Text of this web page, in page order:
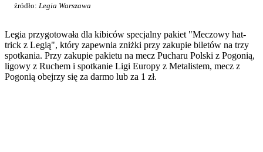
źródło: Legia Warszawa
Legia przygotowała dla kibiców specjalny pakiet "Meczowy hat-
trick z Legią", który zapewnia zniżki przy zakupie biletów na trzy
spotkania. Przy zakupie pakietu na mecz Pucharu Polski z Pogonią,
ligowy z Ruchem i spotkanie Ligi Europy z Metalistem, mecz z
Pogonią obejrzy się za darmo lub za 1 zł.